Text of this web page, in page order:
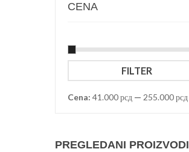
CENA
FILTER
Cena: 41.000 рсд — 255.000 рсд
PREGLEDANI PROIZVODI